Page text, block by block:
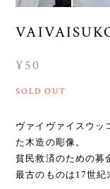
¥50
SOLD OUT
ヴァイヴァイスウッ
た木造の彫像。
貧民救済のための募
最古のものは17世紀